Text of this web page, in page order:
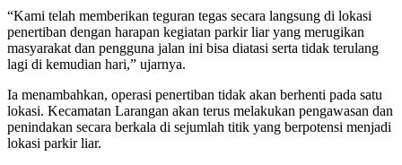
“Kami telah memberikan teguran tegas secara langsung di lokasi
penertiban dengan harapan kegiatan parkir liar yang merugikan
masyarakat dan pengguna jalan ini bisa diatasi serta tidak terulang
lagi di kemudian hari,” ujarnya.
Ia menambahkan, operasi penertiban tidak akan berhenti pada satu
lokasi. Kecamatan Larangan akan terus melakukan pengawasan dan
penindakan secara berkala di sejumlah titik yang berpotensi menjadi
lokasi parkir liar.